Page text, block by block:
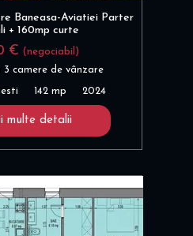
Baneasa-Aviatiei Parter
+ 160mp curte
€ (negociabil)
camere de vânzare
142 mp 2024
multe detalii